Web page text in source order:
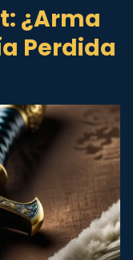
¿Arma
Perdida